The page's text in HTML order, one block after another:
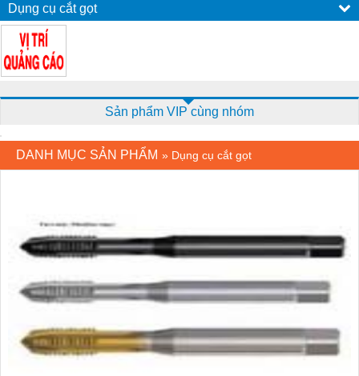
Dụng cụ cắt gọt
Sản phẩm VIP cùng nhóm
DANH MỤC SẢN PHẨM » Dụng cụ cắt gọt